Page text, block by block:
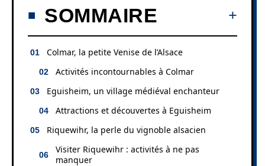
SOMMAIRE
Colmar, la petite Venise de l’Alsace
Activités incontournables à Colmar
Eguisheim, un village médiéval enchanteur
Attractions et découvertes à Eguisheim
Riquewihr, la perle du vignoble alsacien
Visiter Riquewihr : activités à ne pas
manquer